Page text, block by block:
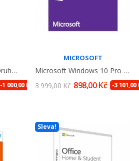
Office 2021 Standard, Druhotná
-1 000,00 Kč
MICROSOFT
Microsoft Windows 10 Pro CZ 64Bit OEM Licence,...
3 999,00 Kč 898,00 Kč -3 101,00
Sleva!